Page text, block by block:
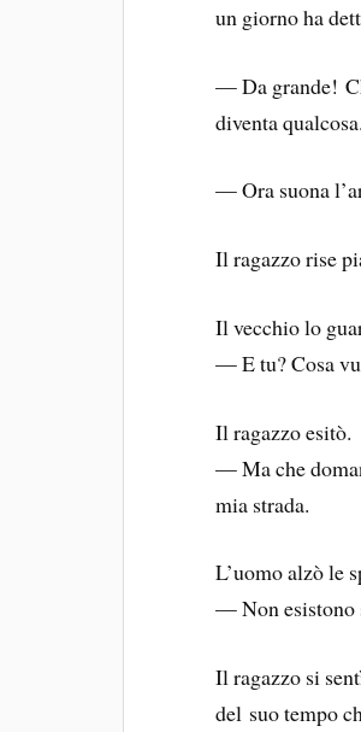
un giorno ha
— Da grande!
diventa
— Ora suona
Il ragazzo rise
Il vecchio lo
— E tu? Cosa
Il ragazzo esitò.
— Ma che
mia strada.
L’uomo alzò le
— Non esistono
Il ragazzo si
del suo tempo